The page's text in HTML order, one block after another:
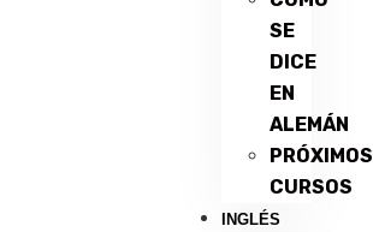
SE
DICE
EN
ALEMÁN
PRÓXIMOS
CURSOS
INGLÉS